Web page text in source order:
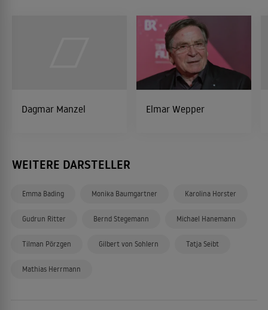
Dagmar Manzel Elmar Wepper
WEITERE DARSTELLER
Emma Bading Monika Baumgartner Karolina Horster
Gudrun Ritter Bernd Stegemann Michael Hanemann
Tilman Pörzgen Gilbert von Sohlern Tatja Seibt
Mathias Herrmann